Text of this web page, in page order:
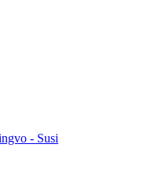
- Susi